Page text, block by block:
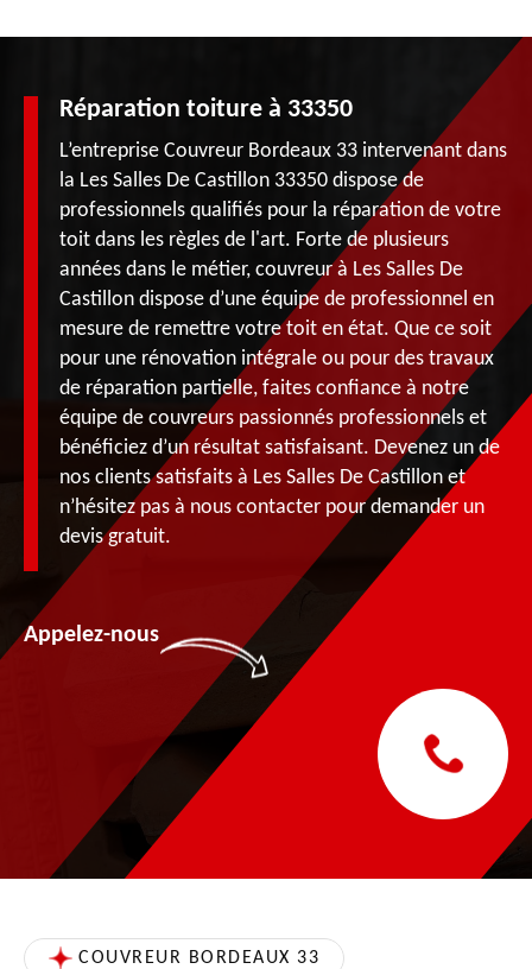
Réparation toiture à 33350
L’entreprise Couvreur Bordeaux 33 intervenant dans
la Les Salles De Castillon 33350 dispose de
professionnels qualifiés pour la réparation de votre
toit dans les règles de l'art. Forte de plusieurs
années dans le métier, couvreur à Les Salles De
Castillon dispose d’une équipe de professionnel en
mesure de remettre votre toit en état. Que ce soit
pour une rénovation intégrale ou pour des travaux
de réparation partielle, faites confiance à notre
équipe de couvreurs passionnés professionnels et
bénéficiez d’un résultat satisfaisant. Devenez un de
nos clients satisfaits à Les Salles De Castillon et
n’hésitez pas à nous contacter pour demander un
devis gratuit.
Appelez-nous
COUVREUR BORDEAUX 33